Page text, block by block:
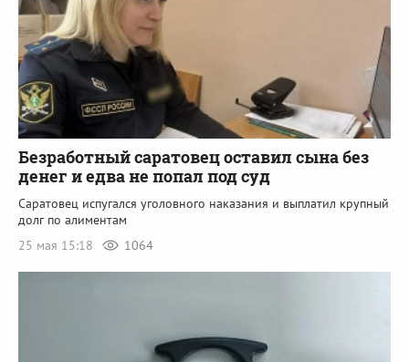
Безработный саратовец оставил сына без
денег и едва не попал под суд
Саратовец испугался уголовного наказания и выплатил крупный
долг по алиментам
25 мая 15:18
1064